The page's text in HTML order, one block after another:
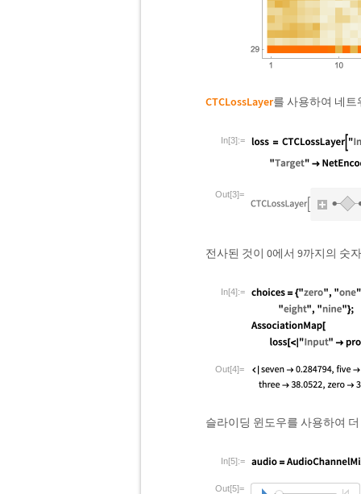
CTCLossLayer를 사용하여 네트
In[3]:=
Out[3]=
전사된 것이 0에서 9까지의 숫
In[4]:=
Out[4]=
슬라이딩 윈도우를 사용하여
In[5]:=
Out[5]=